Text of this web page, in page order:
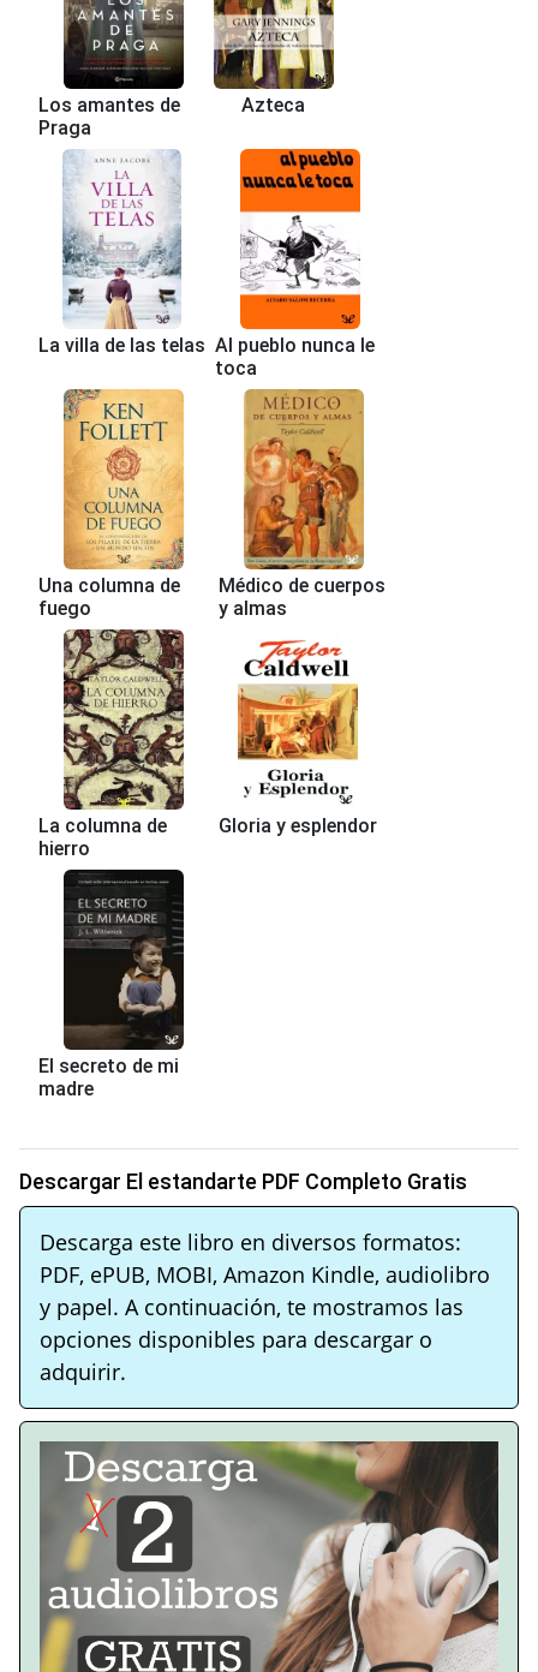
Los amantes de
Praga
Azteca
La villa de las telas Al pueblo nunca le
toca
Una columna de
fuego
Médico de cuerpos
y almas
La columna de
hierro
Gloria y esplendor
El secreto de mi
madre
Descargar El estandarte PDF Completo Gratis
Descarga este libro en diversos formatos:
PDF, ePUB, MOBI, Amazon Kindle, audiolibro
y papel. A continuación, te mostramos las
opciones disponibles para descargar o
adquirir.